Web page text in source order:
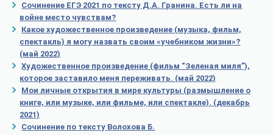
Сочинение ЕГЭ 2021 по тексту Д.А. Гранина. Есть ли на
войне место чувствам?
Какое художественное произведение (музыка, фильм,
спектакль) я могу назвать своим «учебником жизни»?
(май 2022)
Художественное произведение (фильм “Зеленая миля”),
которое заставило меня переживать. (май 2022)
Мои личные открытия в мире культуры (размышление о
книге, или музыке, или фильме, или спектакле). (декабрь
2021)
Сочинение по тексту Волохова Б.